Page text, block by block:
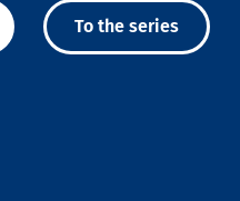
To the series